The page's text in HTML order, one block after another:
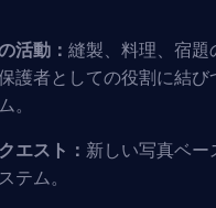
活動： 縫製、料理、宿題
護者としての役割に結び
。
エスト： 新しい写真ベー
テム。